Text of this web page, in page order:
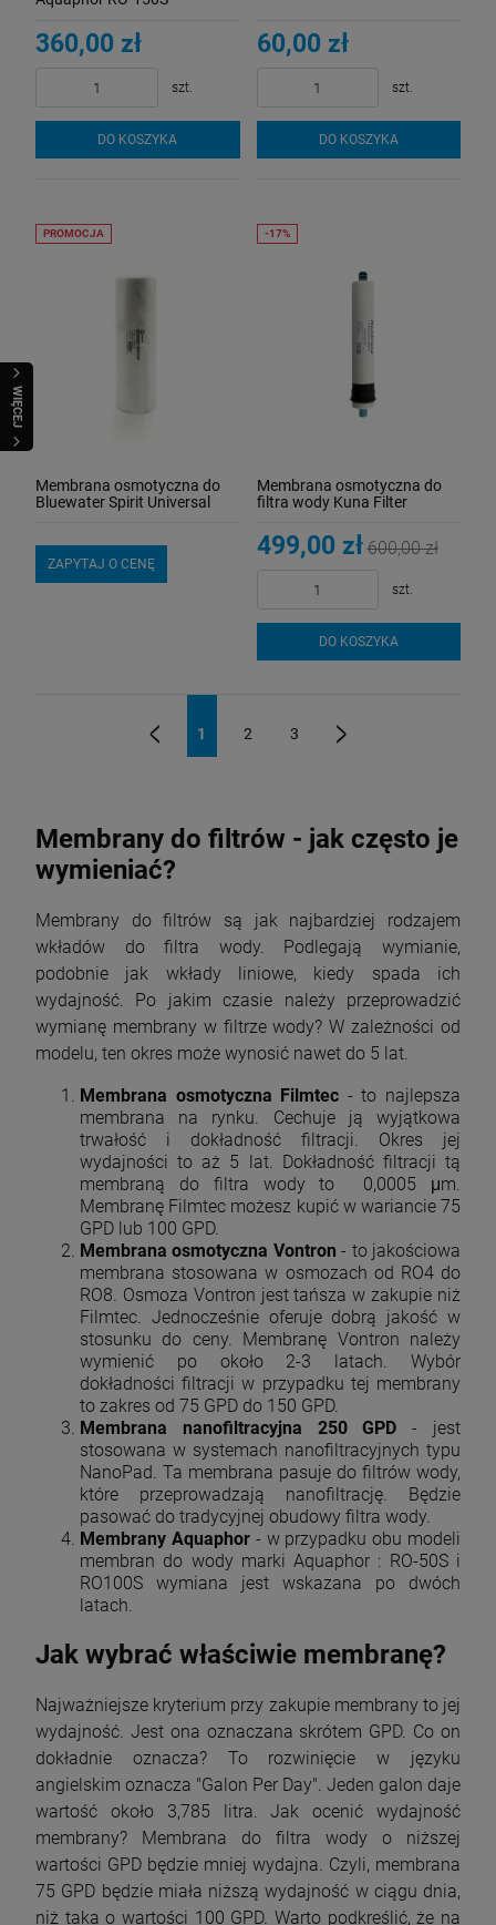
WIĘCEJ
360,00 zł
szt.
DO KOSZYKA
60,00 zł
szt.
DO KOSZYKA
Membrana osmotyczna do
Bluewater Spirit Universal
ZAPYTAJ O CENĘ
PROMOCJA
Membrana osmotyczna do
filtra wody Kuna Filter
499,00 zł 600,00 zł
szt.
DO KOSZYKA
1 2 3
Membrany do filtrów - jak często je
wymieniać?
Membrany do filtrów są jak najbardziej rodzajem
wkładów do filtra wody. Podlegają wymianie,
podobnie jak wkłady liniowe, kiedy spada ich
wydajność. Po jakim czasie należy przeprowadzić
wymianę membrany w filtrze wody? W zależności od
modelu, ten okres może wynosić nawet do 5 lat.
Membrana osmotyczna Filmtec - to najlepsza
membrana na rynku. Cechuje ją wyjątkowa
trwałość i dokładność filtracji. Okres jej
wydajności to aż 5 lat. Dokładność filtracji tą
membraną do filtra wody to 0,0005 μm.
Membranę Filmtec możesz kupić w wariancie 75
GPD lub 100 GPD.
Membrana osmotyczna Vontron - to jakościowa
membrana stosowana w osmozach od RO4 do
RO8. Osmoza Vontron jest tańsza w zakupie niż
Filmtec. Jednocześnie oferuje dobrą jakość w
stosunku do ceny. Membranę Vontron należy
wymienić po około 2-3 latach. Wybór
dokładności filtracji w przypadku tej membrany
to zakres od 75 GPD do 150 GPD.
Membrana nanofiltracyjna 250 GPD - jest
stosowana w systemach nanofiltracyjnych typu
NanoPad. Ta membrana pasuje do filtrów wody,
które przeprowadzają nanofiltrację. Będzie
pasować do tradycyjnej obudowy filtra wody.
Membrany Aquaphor- w przypadku obu modeli
membran do wody marki Aquaphor : RO-50S i
RO100S wymiana jest wskazana po dwóch
latach.
Jak wybrać właściwie membranę?
Najważniejsze kryterium przy zakupie membrany to jej
wydajność. Jest ona oznaczana skrótem GPD. Co on
dokładnie oznacza? To rozwinięcie w języku
angielskim oznacza "Galon Per Day". Jeden galon daje
wartość około 3,785 litra. Jak ocenić wydajność
membrany? Membrana do filtra wody o niższej
wartości GPD będzie mniej wydajna. Czyli, membrana
75 GPD będzie miała niższą wydajność w ciągu dnia,
niż taka o wartości 100 GPD. Warto podkreślić, że na